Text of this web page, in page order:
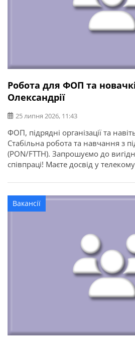
Робота для ФОП та
Олександрії
25 липня 2026, 11:43
ФОП, підрядні організації та
Стабільна робота та навчання з
(PON/FTTH). ​Запрошуємо до
співпраці! Маєте досвід у
на вас — забезпечимо
навчимо всім тонкощам справи!
Вакансії